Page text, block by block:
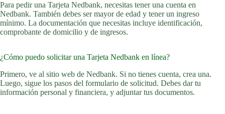
Para pedir una Tarjeta Nedbank, necesitas tener una cuenta en
Nedbank. También debes ser mayor de edad y tener un ingreso
mínimo. La documentación que necesitas incluye identificación,
comprobante de domicilio y de ingresos.
¿Cómo puedo solicitar una Tarjeta Nedbank en línea?
Primero, ve al sitio web de Nedbank. Si no tienes cuenta, crea una.
Luego, sigue los pasos del formulario de solicitud. Debes dar tu
información personal y financiera, y adjuntar tus documentos.